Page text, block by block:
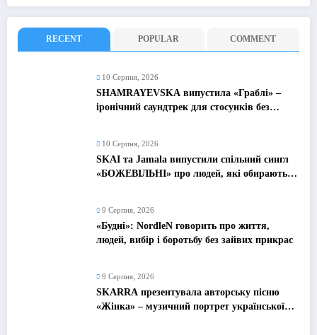
RECENT POPULAR COMMENT
10 Серпня, 2026
SHAMRAYEVSKA випустила «Граблі» –
іронічний саундтрек для стосунків без
10 Серпня, 2026
SKAI та Jamala випустили спільний сингл
«БОЖЕВІЛЬНІ» про людей, які обирають
9 Серпня, 2026
«Будні»: NordleN говорить про життя,
людей, вибір і боротьбу без зайвих прикрас
9 Серпня, 2026
SKARRA презентувала авторську пісню
«Жінка» – музичний портрет української